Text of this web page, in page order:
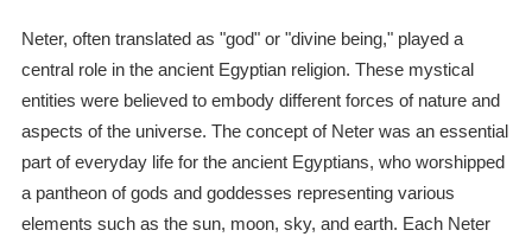
Neter, often translated as "god" or "divine being," played a
central role in the ancient Egyptian religion. These mystical
entities were believed to embody different forces of nature and
aspects of the universe. The concept of Neter was an essential
part of everyday life for the ancient Egyptians, who worshipped
a pantheon of gods and goddesses representing various
elements such as the sun, moon, sky, and earth. Each Neter